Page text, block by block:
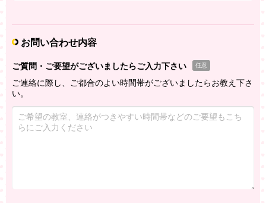
お問い合わせ内容
ご質問・ご要望がございましたらご入力下さい 任意
ご連絡に際し、ご都合のよい時間帯がございましたらお教え下さ
い。